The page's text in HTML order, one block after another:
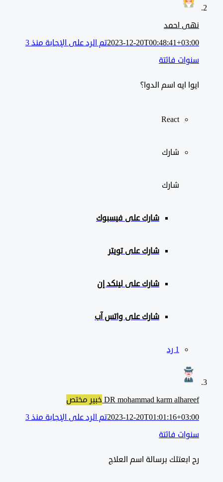
نهى احمد
2023-12-20T00:48:41+03:00
تم الرد على الإجابة منذ 3
سنوات فائتة
ايوا ايه اسم الدوا؟
React
شارك
شارك علىفيسبوك
شارك على تويتر
شارك على لينكد إن
شارك على واتس آب
DR mohammad karm alhareefخبير مختص
2023-12-20T01:01:16+03:00
تم الرد على الإجابة منذ 3
سنوات فائتة
رح ابعتلك برسالة اسم العلاج